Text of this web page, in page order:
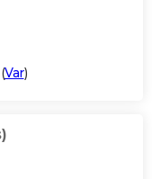
(Var)